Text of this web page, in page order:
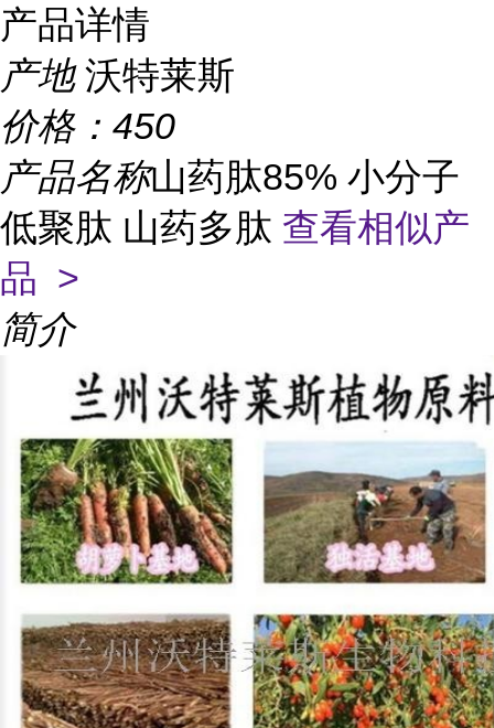
产品详情
产地 沃特莱斯
价格： 450
产品名称山药肽85% 小分子
低聚肽 山药多肽 查看相似产
品 >
简介